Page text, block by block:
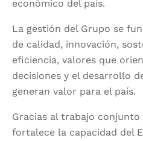
económico del país.
La gestión del Grupo se
de calidad, innovación,
eficiencia, valores que
decisiones y el desarrollo
generan valor para el país.
Gracias al trabajo conjunto
fortalece la capacidad del